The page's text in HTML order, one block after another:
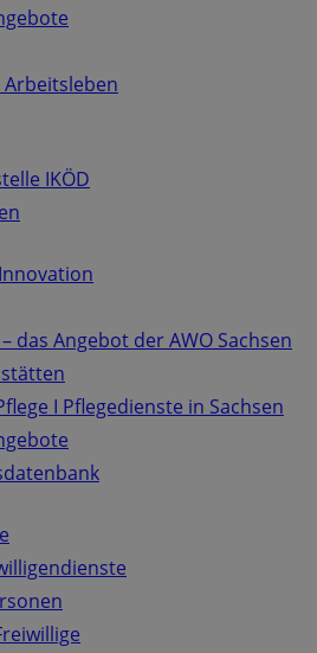
IKÖD
das Angebot der AWO Sachsen
I Pflegedienste in Sachsen